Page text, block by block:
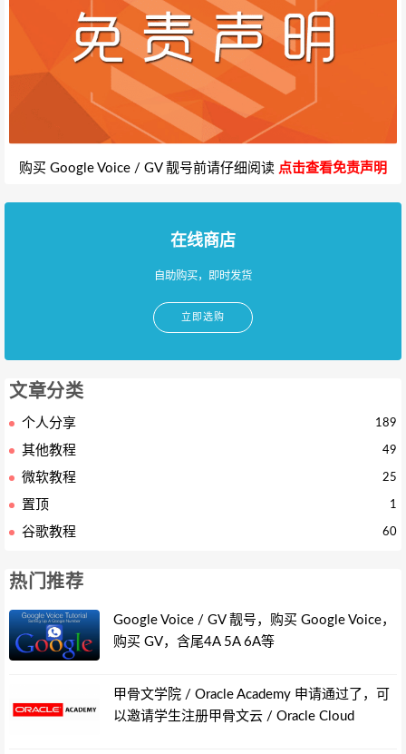
购买 Google Voice / GV 靓号前请仔细阅读 点击查看免责声明
在线商店
自助购买，即时发货
立即选购
文章分类
个人分享 189
其他教程 49
微软教程 25
置顶 1
谷歌教程 60
热门推荐
Google Voice / GV 靓号，购买 Google Voice，
购买 GV，含尾4A 5A 6A等
甲骨文学院 / Oracle Academy 申请通过了，可
以邀请学生注册甲骨文云 / Oracle Cloud